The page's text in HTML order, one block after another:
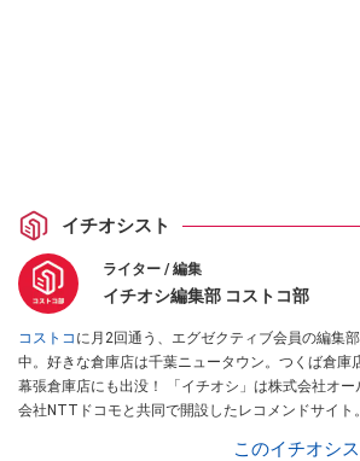
イチオシスト
ライター / 編集
イチオシ編集部 コストコ部
コストコ に月2回通う、エグゼクティブ会員の編集
中。好きな倉庫店は千葉ニュータウン。つくば倉庫
幕張倉庫店にも出没！ 「イチオシ」は株式会社オ
会社NTTドコモと共同で開設したレコメンドサイト
このイチオシ